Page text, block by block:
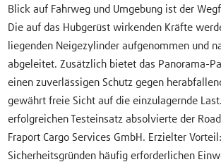
Blick auf Fahrweg und Umgebung ist der
Die auf das Hubgerüst wirkenden Kräfte
liegenden Neigezylinder aufgenommen und
abgeleitet. Zusätzlich bietet das Panorama-
einen zuverlässigen Schutz gegen
gewährt freie Sicht auf die einzulagernde
erfolgreichen Testeinsatz absolvierte der
Fraport Cargo Services GmbH. Erzielter
Sicherheitsgründen häufig erforderlichen